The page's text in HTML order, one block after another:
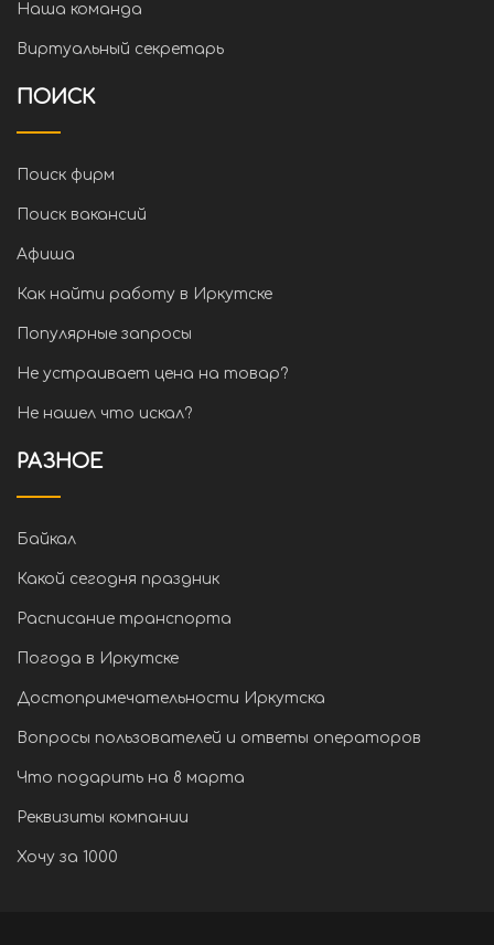
Наша команда
Виртуальный секретарь
ПОИСК
Поиск фирм
Поиск вакансий
Афиша
Как найти работу в Иркутске
Популярные запросы
Не устраивает цена на товар?
Не нашел что искал?
РАЗНОЕ
Байкал
Какой сегодня праздник
Расписание транспорта
Погода в Иркутске
Достопримечательности Иркутска
Вопросы пользователей и ответы операторов
Что подарить на 8 марта
Реквизиты компании
Хочу за 1000